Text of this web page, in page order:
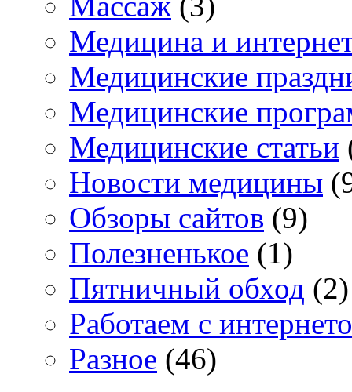
Медицина и
Медицинские
Медицинские
Медицинские статьи
Новости медицины
Обзоры сайтов (9)
Полезненькое (1)
Пятничный обход (2)
Работаем с
Разное (46)